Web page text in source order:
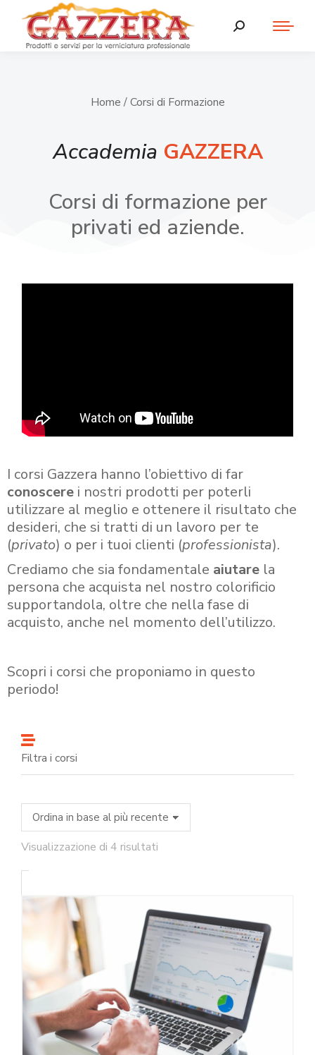
Home / Corsi di Formazione
Accademia GAZZERA
Corsi di formazione per
privati ed aziende.
I corsi Gazzera hanno l’obiettivo di far
conoscere i nostri prodotti per poterli
utilizzare al meglio e ottenere il risultato che
desideri, che si tratti di un lavoro per te
(privato) o per i tuoi clienti (professionista).
Crediamo che sia fondamentale aiutare la
persona che acquista nel nostro colorificio
supportandola, oltre che nella fase di
acquisto, anche nel momento dell’utilizzo.
Scopri i corsi che proponiamo in questo
periodo!
Filtra i corsi
Visualizzazione di 4 risultati